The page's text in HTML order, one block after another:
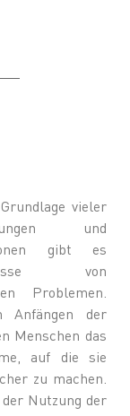
vieler
und
gibt es
von
Problemen.
Anfängen der
Menschen das
auf die sie
zu machen.
Nutzung der